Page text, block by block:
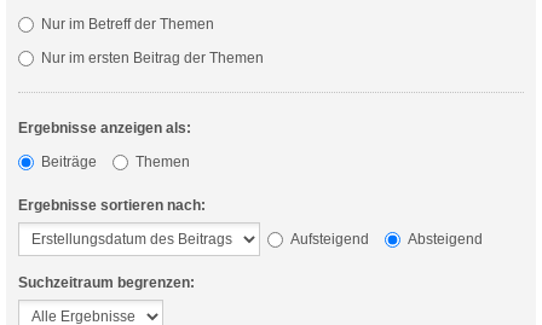
Nur im Betreff der Themen
Nur im ersten Beitrag der Themen
Ergebnisse anzeigen als:
Beiträge
Themen
Ergebnisse sortieren nach:
Aufsteigend
Absteigend
Suchzeitraum begrenzen: